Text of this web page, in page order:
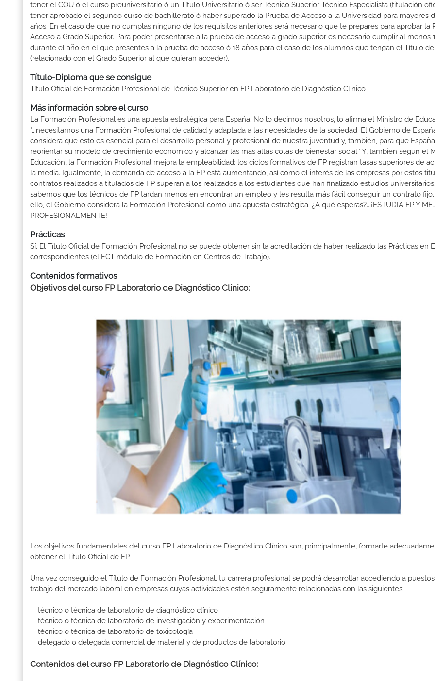
tener el COU ó el curso preuniversitario ó un Título Universitario ó ser Técnico Superior-Técnico Especialista (titulación
tener aprobado el segundo curso de bachillerato ó haber superado la Prueba de Acceso a la Universidad para mayores
años. En el caso de que no cumplas ninguno de los requisitos anteriores será necesario que te prepares para aprobar la
Acceso a Grado Superior. Para poder presentarse a la prueba de acceso a grado superior es necesario cumplir al menos
durante el año en el que presentes a la prueba de acceso ó 18 años para el caso de los alumnos que tengan el Título
(relacionado con el Grado Superior al que quieran acceder).
Título-Diploma que se consigue
Título Oficial de Formación Profesional de Técnico Superior en FP Laboratorio de Diagnóstico Clínico
Más información sobre el curso
La Formación Profesional es una apuesta estratégica para España. No lo decimos nosotros, lo afirma el Ministro de
"...necesitamos una Formación Profesional de calidad y adaptada a las necesidades de la sociedad. El Gobierno de
considera que esto es esencial para el desarrollo personal y profesional de nuestra juventud y, también, para que
reorientar su modelo de crecimiento económico y alcanzar las más altas cotas de bienestar social." Y, también según el
Educación, la Formación Profesional mejora la empleabilidad: los ciclos formativos de FP registran tasas superiores de
la media. Igualmente, la demanda de acceso a la FP está aumentando, así como el interés de las empresas por estos
contratos realizados a titulados de FP superan a los realizados a los estudiantes que han finalizado estudios
sabemos que los técnicos de FP tardan menos en encontrar un empleo y les resulta más fácil conseguir un contrato
ello, el Gobierno considera la Formación Profesional como una apuesta estratégica. ¿A qué esperas?...¡ESTUDIA FP Y
PROFESIONALMENTE!
Prácticas
Sí. El Título Oficial de Formación Profesional no se puede obtener sin la acreditación de haber realizado las Prácticas en
correspondientes (el FCT módulo de Formación en Centros de Trabajo).
Contenidos formativos
Objetivos del curso FP Laboratorio de Diagnóstico Clínico:
Los objetivos fundamentales del curso FP Laboratorio de Diagnóstico Clínico son, principalmente, formarte
obtener el Titulo Oficial de FP.
Una vez conseguido el Título de Formación Profesional, tu carrera profesional se podrá desarrollar accediendo a
trabajo del mercado laboral en empresas cuyas actividades estén seguramente relacionadas con las siguientes:
técnico o técnica de laboratorio de diagnóstico clínico
técnico o técnica de laboratorio de investigación y experimentación
técnico o técnica de laboratorio de toxicología
delegado o delegada comercial de material y de productos de laboratorio
Contenidos del curso FP Laboratorio de Diagnóstico Clínico: